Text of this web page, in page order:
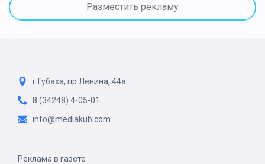
Разместить рекламу
г.Губаха, пр.Ленина, 44а
8 (34248) 4-05-01
info@mediakub.com
Реклама в газете